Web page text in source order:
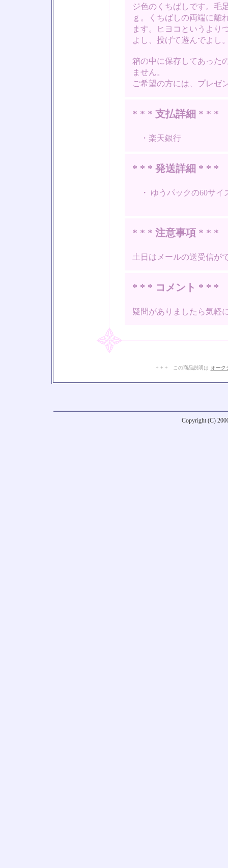
ジ色のくちばしです。毛
ｇ。くちばしの両端に離
ます。ヒヨコというより
よし、投げて遊んでよし
箱の中に保存してあった
ません。
ご希望の方には、プレゼ
* * * 支払詳細 * * *
・楽天銀行
* * * 発送詳細 * * *
・ ゆうパックの60サイ
* * * 注意事項 * * *
土日はメールの送受信が
* * * コメント * * *
疑問がありましたら気軽
+ + + この商品説明は オーク
Copyright (C)